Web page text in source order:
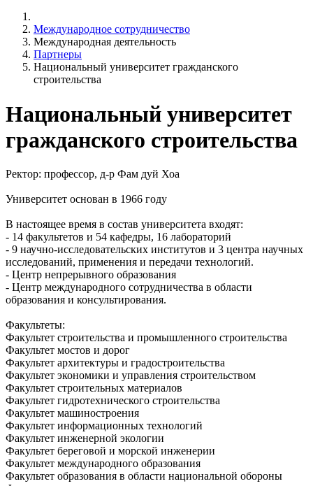
Международное сотрудничество
Международная деятельность
Партнеры
Национальный университет гражданского
строительства
Национальный университет
гражданского строительства
Ректор: профессор, д-р Фам дуй Хоа
Университет основан в 1966 году
В настоящее время в состав университета входят:
- 14 факультетов и 54 кафедры, 16 лабораторий
- 9 научно-исследовательских институтов и 3 центра научных
исследований, применения и передачи технологий.
- Центр непрерывного образования
- Центр международного сотрудничества в области
образования и консультирования.
Факультеты:
Факультет строительства и промышленного строительства
Факультет мостов и дорог
Факультет архитектуры и градостроительства
Факультет экономики и управления строительством
Факультет строительных материалов
Факультет гидротехнического строительства
Факультет машиностроения
Факультет информационных технологий
Факультет инженерной экологии
Факультет береговой и морской инженерии
Факультет международного образования
Факультет образования в области национальной обороны